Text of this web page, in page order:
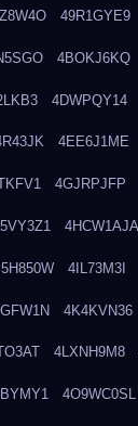
49R1GYE9
4BOKJ6KQ
4DWPQY14
4EE6J1ME
4GJRPJFP
4HCW1AJA
4IL73M3I
4K4KVN36
4LXNH9M8
4O9WC0SL